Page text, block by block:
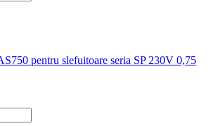
pentru slefuitoare seria SP 230V 0,75